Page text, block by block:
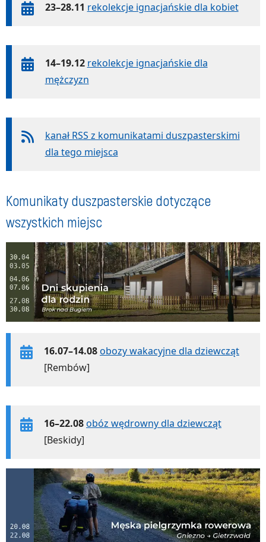
23–28.11 rekolekcje ignacjańskie dla kobiet
14–19.12 rekolekcje ignacjańskie dla
mężczyzn
kanał RSS z komunikatami duszpasterskimi
dla tego miejsca
Komunikaty duszpasterskie dotyczące
wszystkich miejsc
16.07–14.08obozy wakacyjne dla dziewcząt
[Rembów]
16–22.08obóz wędrowny dla dziewcząt
[Beskidy]